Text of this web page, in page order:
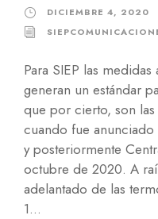
DICIEMBRE 4, 2020
Para SIEP las
generan un estándar
que por cierto, son
cuando fue
y posteriormente
octubre de 2020. A
adelantado de las
1...